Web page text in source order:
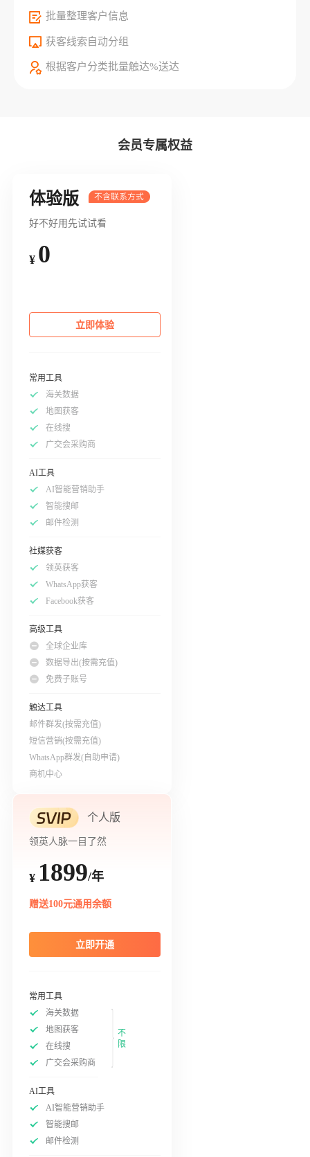
批量整理客户信息
获客线索自动分组
根据客户分类批量触达%送达
会员专属权益
体验版
好不好用先试试看
¥ 0
立即体验
常用工具
海关数据
地图获客
在线搜
广交会采购商
AI工具
AI智能营销助手
智能搜邮
邮件检测
社媒获客
领英获客
WhatsApp获客
Facebook获客
高级工具
全球企业库
数据导出(按需充值)
免费子账号
触达工具
邮件群发(按需充值)
短信营销(按需充值)
WhatsApp群发(自助申请)
商机中心
个人版
领英人脉一目了然
¥ 1899/年
赠送100元通用余额
立即开通
常用工具
海关数据
地图获客
在线搜
广交会采购商
不
限
AI工具
AI智能营销助手
智能搜邮
邮件检测